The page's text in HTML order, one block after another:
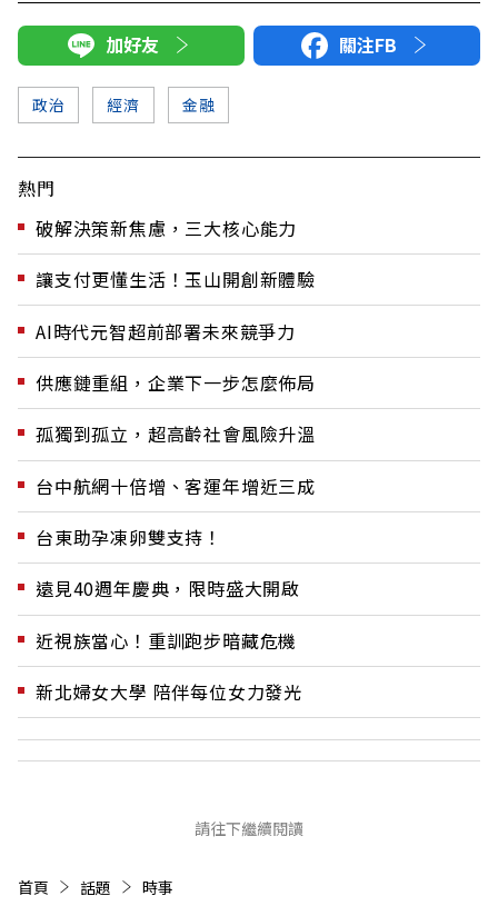
加好友 關注FB
政治 經濟 金融
熱門
破解決策新焦慮，三大核心能力
讓支付更懂生活！玉山開創新體驗
AI時代元智超前部署未來競爭力
供應鏈重組，企業下一步怎麼佈局
孤獨到孤立，超高齡社會風險升溫
台中航網十倍增、客運年增近三成
台東助孕凍卵雙支持！
遠見40週年慶典，限時盛大開啟
近視族當心！重訓跑步暗藏危機
新北婦女大學 陪伴每位女力發光
請往下繼續閱讀
首頁 話題 時事